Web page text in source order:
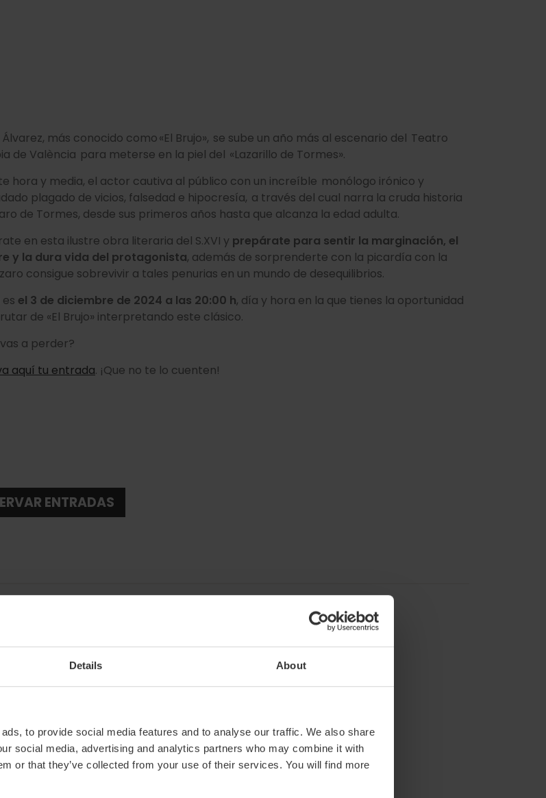
Details About
to provide social media features and to analyse our traffic. We also share
social media, advertising and analytics partners who may combine it with
or that they’ve collected from your use of their services. You will find more
Álvarez, más conocido como «El Brujo», se sube un año más al escenario del Teatro
de València para meterse en la piel del «Lazarillo de Tormes».
hora y media, el actor cautiva al público con un increíble monólogo irónico y
plagado de vicios, falsedad e hipocresía, a través del cual narra la cruda historia
de Tormes, desde sus primeros años hasta que alcanza la edad adulta.
en esta ilustre obra literaria del S.XVI y prepárate para sentir la marginación, el
y la dura vida del protagonista, además de sorprenderte con la picardía con la
consigue sobrevivir a tales penurias en un mundo de desequilibrios.
el 3 de diciembre de 2024 a las 20:00 h, día y hora en la que tienes la oportunidad
de «El Brujo» interpretando este clásico.
a perder?
aquí tu entrada. ¡Que no te lo cuenten!
ENTRADAS
20€ + gastos de gestión.